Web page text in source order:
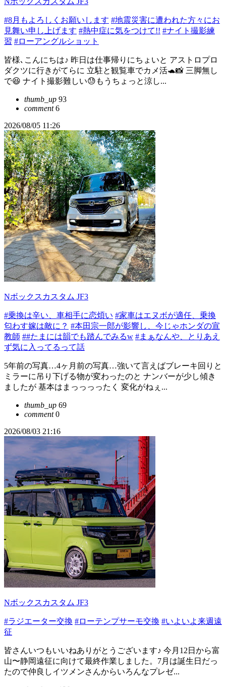
#8月もよろしくお願いします #地震災害に遭われた方々にお
見舞い申し上げます #熱中症に気をつけて!! #ナイト撮影練
習 #ローアングルショット
皆様､こんにちは♪ 昨日は仕事帰りにちょいと アストロプロ
ダクツに行きがてらに 立駐と観覧車でカメ活🐢📸 三脚無し
で😆 ナイト撮影難しい😓もうちょっと涼し...
thumb_up 93
comment6
2026/08/05 11:26
Nボックスカスタム JF3
#乗換は辛い、車相手に恋煩い #家車はエヌボが適任、乗換
匂わす嫁は敵に？ #本田宗一郎が影響し、今じゃホンダの宣
教師 ##たまには韻でも踏んでみるw #まぁなんや、とりあえ
ず気に入ってるって話
5年前の写真…4ヶ月前の写真…強いて言えばブレーキ回りと
ミラーに吊り下げる物が変わったのと ナンバーが少し傾き
ましたが 基本はまっっっったく 変化がねぇ...
thumb_up 69
comment0
2026/08/03 21:16
Nボックスカスタム JF3
#ラジエーター交換 #ローテンプサーモ交換 #いよいよ来週遠
征
皆さんいつもいいねありがとうございます♪ 今月12日から富
山〜静岡遠征に向けて最終作業しました。7月は誕生日だっ
たので仲良しイツメンさんからいろんなプレゼ...